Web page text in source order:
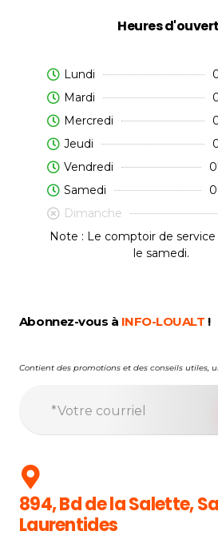
Heures
Lundi
Mardi
Mercredi
Jeudi
Vendredi
Samedi
Dimanche
Note : Le comptoir de
le samedi.
Abonnez-vous à INFO-LOUALT !
Contient des promotions et des conseils utiles,
894, Bd de la Salette,
Laurentides